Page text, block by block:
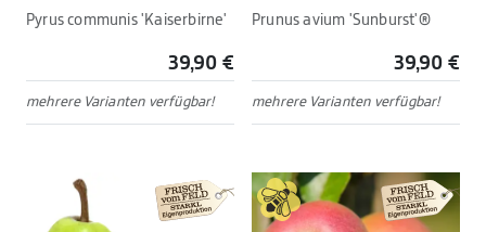
Pyrus communis 'Kaiserbirne'
39,90 €
mehrere Varianten verfügbar!
Prunus avium 'Sunburst'®
39,90 €
mehrere Varianten verfügbar!